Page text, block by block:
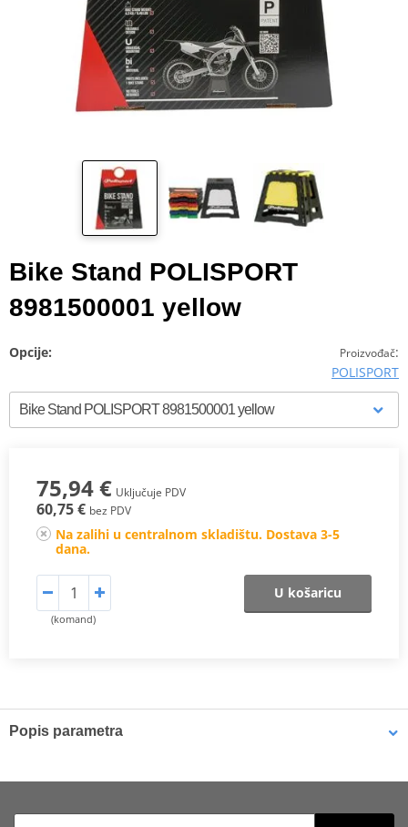
Bike Stand POLISPORT
8981500001 yellow
Proizvođač:
POLISPORT
Opcije:
75,94 € Uključuje PDV
60,75 € bez PDV
Na zalihi u centralnom skladištu. Dostava 3-5
dana.
(komand)
U košaricu
Popis parametra
featured and reviewed by industry publications all over the world,